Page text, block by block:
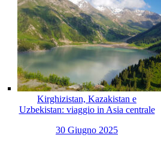
Kirghizistan, Kazakistan e
Uzbekistan: viaggio in Asia centrale
30 Giugno 2025